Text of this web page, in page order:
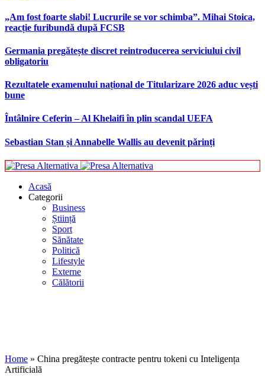
„Am fost foarte slabi! Lucrurile se vor schimba”. Mihai Stoica,
reacție furibundă după FCSB
Germania pregătește discret reintroducerea serviciului civil
obligatoriu
Rezultatele examenului național de Titularizare 2026 aduc vești
bune
Întâlnire Ceferin – Al Khelaifi în plin scandal UEFA
Sebastian Stan și Annabelle Wallis au devenit părinți
Acasă
Categorii
Business
Știință
Sport
Sănătate
Politică
Lifestyle
Externe
Călătorii
Home » China pregătește contracte pentru tokeni cu Inteligența
Artificială